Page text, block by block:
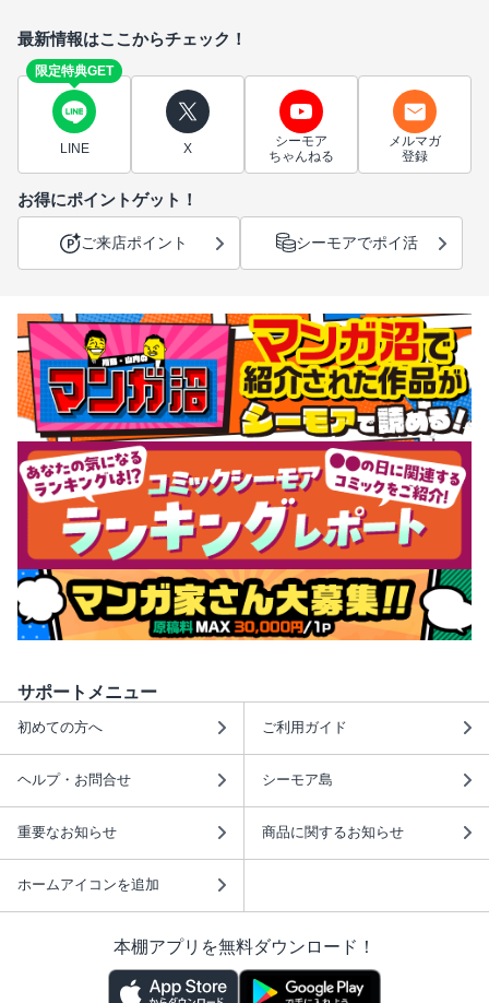
最新情報はここからチェック！
限定特典GET
LINE X
シーモア
ちゃんねる
メルマガ
登録
お得にポイントゲット！
ご来店ポイント シーモアでポイ活
サポートメニュー
初めての方へ ご利用ガイド
ヘルプ・お問合せ シーモア島
重要なお知らせ 商品に関するお知らせ
ホームアイコンを追加
本棚アプリを無料ダウンロード！